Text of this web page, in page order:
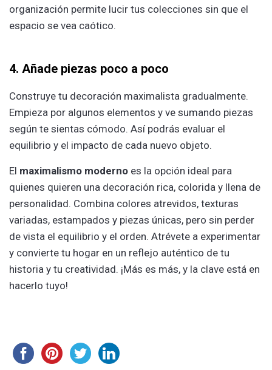
organización permite lucir tus colecciones sin que el
espacio se vea caótico.
4. Añade piezas poco a poco
Construye tu decoración maximalista gradualmente.
Empieza por algunos elementos y ve sumando piezas
según te sientas cómodo. Así podrás evaluar el
equilibrio y el impacto de cada nuevo objeto.
El maximalismo moderno es la opción ideal para
quienes quieren una decoración rica, colorida y llena de
personalidad. Combina colores atrevidos, texturas
variadas, estampados y piezas únicas, pero sin perder
de vista el equilibrio y el orden. Atrévete a experimentar
y convierte tu hogar en un reflejo auténtico de tu
historia y tu creatividad. ¡Más es más, y la clave está en
hacerlo tuyo!